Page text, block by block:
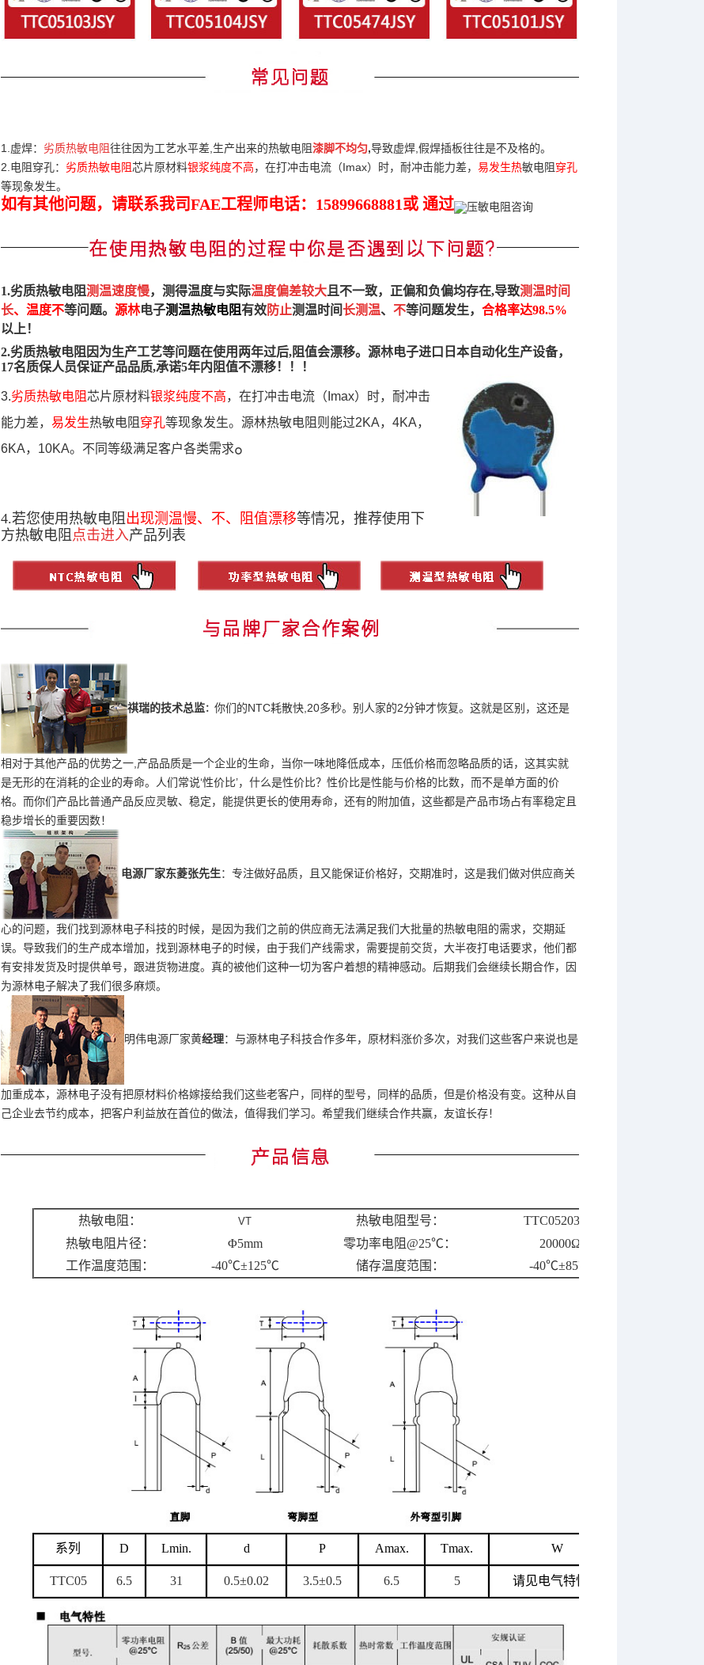
1.虚焊： 劣质热敏电阻往往因为工艺水平差,生产出来的热敏电阻漆脚不均匀,导致虚焊,假焊插板往往是不及格的。
2.电阻穿孔： 劣质热敏电阻芯片原材料银浆纯度不高，在打冲击电流（Imax）时，耐冲击能力差， 易发生热敏电阻穿孔
等现象发生。
如有其他问题，请联系我司 FAE工程师电话：15899668881或 通过
1.劣质热敏电阻测温速度慢， 测得温度与实际温度偏差较大且不一致，正偏和负偏均存在,导致测温时间
长、温度不等问题。 源林电子测温热敏电阻有效防止测温时间 长测温、 不等问题发生， 合格率达98.5%
以上！
2.劣质热敏电阻因为生产工艺等问题在使用两年过后,阻值会漂移。源林电子进口日本自动化生产设备，
17名质保人员保证产品品质,承诺5年内阻值不漂移！！！
3.劣质热敏电阻芯片原材料银浆纯度不高，在打冲击电流（Imax）时，耐冲击
能力差， 易发生热敏电阻 穿孔等现象发生。源林热敏电阻则能过2KA，4KA，
6KA，10KA。不同等级满足客户各类需求。
4.若您使用热敏电阻出现测温慢、不、阻值漂移等情况，推荐使用 下
方热敏电阻点击进入产品列表
祺瑞的技术总监： 你们的NTC耗散快,20多秒。别人家的2分钟才恢复。这就是区别，这还是
相对于其他产品的优势之一,产品品质是一个企业的生命，当你一味地降低成本，压低价格而忽略品质的话，这其实就
是无形的在消耗的企业的寿命。人们常说‘性价比’，什么是性价比？性价比是性能与价格的比数，而不是单方面的价
格。而你们产品比普通产品反应灵敏、稳定，能提供更长的使用寿命，还有的附加值，这些都是产品市场占有率稳定且
稳步增长的重要因数！
电源厂家东菱张先生：专注做好品质，且又能保证价格好，交期准时，这是我们做对供应商关
心的问题，我们找到源林电子科技的时候，是因为我们之前的供应商无法满足我们大批量的热敏电阻的需求，交期延
误。导致我们的生产成本增加，找到源林电子的时候，由于我们产线需求，需要提前交货，大半夜打电话要求，他们都
有安排发货及时提供单号，跟进货物进度。真的被他们这种一切为客户着想的精神感动。后期我们会继续长期合作，因
为源林电子解决了我们很多麻烦。
明伟电源厂家黄经理：与源林电子科技合作多年，原材料涨价多次，对我们这些客户来说也是
加重成本，源林电子没有把原材料价格嫁接给我们这些老客户，同样的型号，同样的品质，但是价格没有变。这种从自
己企业去节约成本，把客户利益放在首位的做法，值得我们学习。希望我们继续合作共赢，友谊长存！
热敏电阻： VT 热敏电阻型号：
TTC05203EY
热敏电阻片径：
Φ5mm 零功率电阻@25℃：
20000Ω
工作温度范围：
-40℃±125℃ 储存温度范围： -40℃±85℃
系列 D Lmin. d P Amax. Tmax. W
TTC05 6.5 31 0.5±0.02 3.5±0.5 6.5 5 请见电气特性表